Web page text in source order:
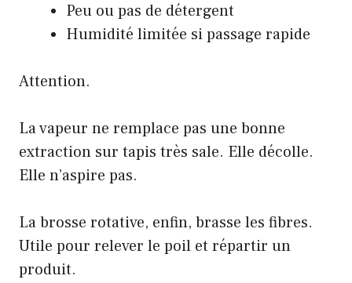
Peu ou pas de détergent
Humidité limitée si passage rapide
Attention.
La vapeur ne remplace pas une bonne
extraction sur tapis très sale. Elle décolle.
Elle n’aspire pas.
La brosse rotative, enfin, brasse les fibres.
Utile pour relever le poil et répartir un
produit.